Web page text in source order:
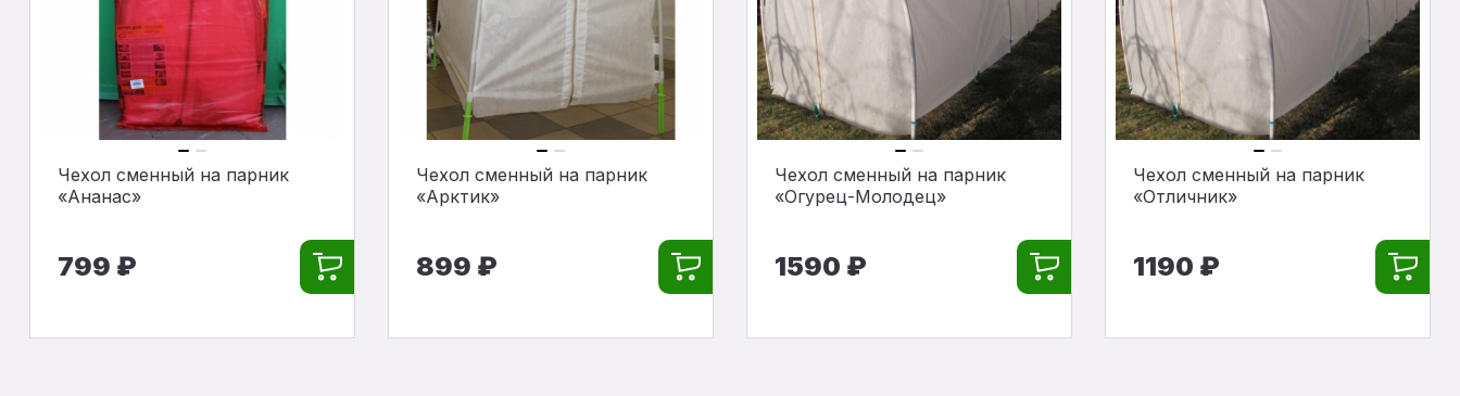
Чехол сменный на парник
«Ананас»
799 ₽
Чехол сменный на парник
«Арктик»
899 ₽
Чехол сменный на парник
«Огурец-Молодец»
1590 ₽
Чехол сменный на парник
«Отличник»
1190 ₽